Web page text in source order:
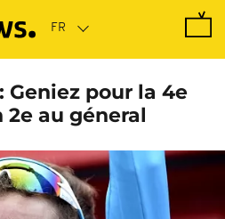
Geniez pour la 4e
au géneral